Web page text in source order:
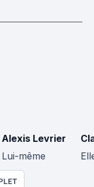
Alexis Levrier
Lui-même